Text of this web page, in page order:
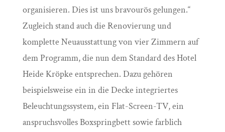
organisieren. Dies ist uns bravourös gelungen.“
Zugleich stand auch die Renovierung und
komplette Neuausstattung von vier Zimmern auf
dem Programm, die nun dem Standard des Hotel
Heide Kröpke entsprechen. Dazu gehören
beispielsweise ein in die Decke integriertes
Beleuchtungssystem, ein Flat-Screen-TV, ein
anspruchsvolles Boxspringbett sowie farblich